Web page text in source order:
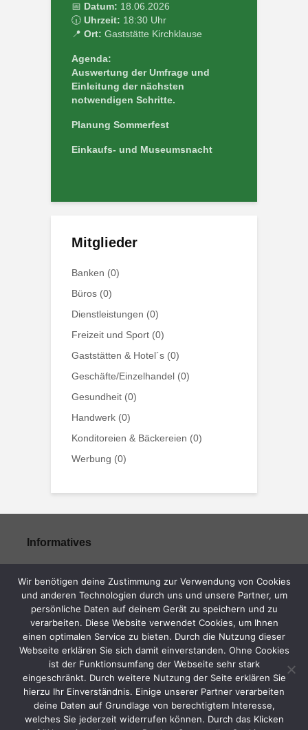
📅 Datum: 18.06.2026
🕡 Uhrzeit: 18:30 Uhr
📍 Ort: Gaststätte Kirchklause
Agenda:
Auswertung der Umfrage und
Einleitung der nächsten
notwendigen Schritte.
Planung Sommerfest
Einkaufs- und Museumsnacht
Mitglieder
Banken (0)
Büros (0)
Dienstleistungen (0)
Freizeit und Sport (0)
Gaststätten & Hotel´s (0)
Geschäfte/Einzelhandel (0)
Gesundheit (0)
Handwerk (0)
Konditoreien & Bäckereien (0)
Werbung (0)
Informatives
Impressum
Datenschutzerklärung
Mitgliederbereich
Mitgliederinformationen
Wir benötigen deine Zustimmung zur Verwendung von Cookies
und anderen Technologien durch uns und unsere Partner, um
persönliche Daten auf deinem Gerät zu speichern und zu
verarbeiten. Diese Website verwendet Cookies, um Ihnen
einen optimalen Service zu bieten. Durch die Nutzung dieser
Webseite erklären Sie sich damit einverstanden. Ohne Cookies
ist der Funktionsumfang der Webseite sehr stark
eingeschränkt. Durch weitere Nutzung der Seite erklären Sie
hierzu Ihr Einverständnis. Einige unserer Partner verarbeiten
deine Daten auf Grundlage von berechtigtem Interesse,
welches Sie jederzeit widerrufen können. Durch das Klicken